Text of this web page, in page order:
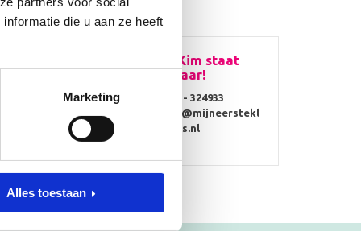
die u aan ze heeft
Marketing
Alles toestaan
Vragen? Kim staat
voor je klaar!
0314 - 324933
info@mijneerstekl
ompjes.nl